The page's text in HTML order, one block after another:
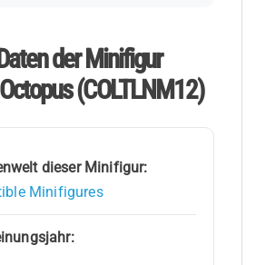
der Minifigur
(COLTLNM12)
dieser Minifigur:
Minifigures